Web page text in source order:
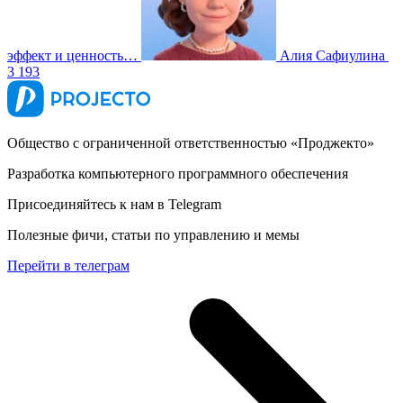
эффект и ценность…
Алия Сафиулина
3 193
Общество с ограниченной ответственностью «Проджекто»
Разработка компьютерного программного обеспечения
Присоединяйтесь к нам в Telegram
Полезные фичи, статьи по управлению и мемы
Перейти в телеграм